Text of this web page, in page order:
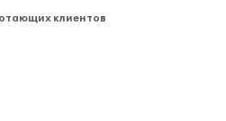
клиентов